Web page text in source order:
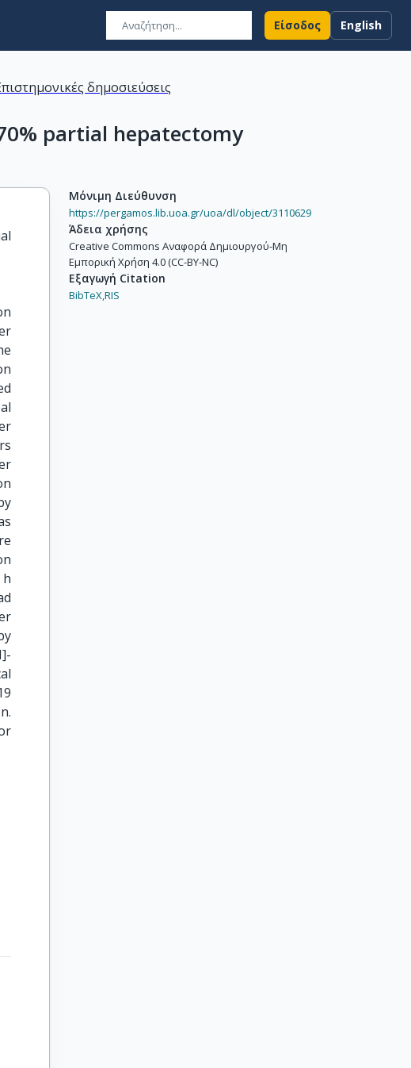
Είσοδος English
δημοσιεύσεις
partial hepatectomy
Μόνιμη Διεύθυνση
https://pergamos.lib.uoa.gr/uoa/dl/object/3110629
Άδεια χρήσης
Creative Commons Αναφορά Δημιουργού-Μη
Εμπορική Χρήση 4.0 (CC-BY-NC)
Εξαγωγή Citation
BibTeX,RIS